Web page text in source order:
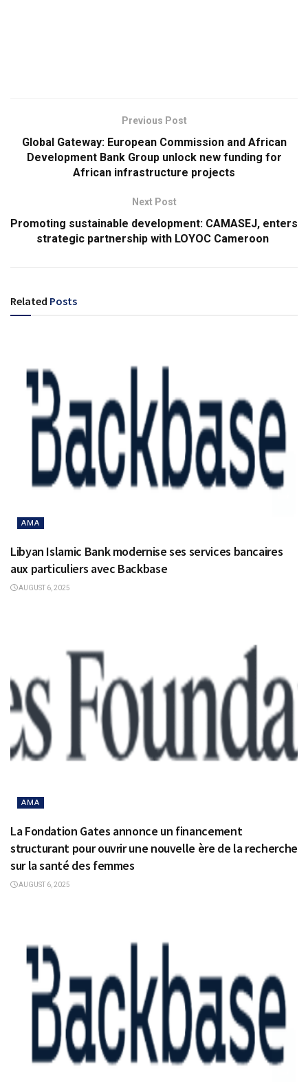
Previous Post
Global Gateway: European Commission and African
Development Bank Group unlock new funding for
African infrastructure projects
Next Post
Promoting sustainable development: CAMASEJ, enters
strategic partnership with LOYOC Cameroon
Related Posts
AMA
Libyan Islamic Bank modernise ses services bancaires
aux particuliers avec Backbase
AUGUST 6, 2025
AMA
La Fondation Gates annonce un financement
structurant pour ouvrir une nouvelle ère de la recherche
sur la santé des femmes
AUGUST 6, 2025